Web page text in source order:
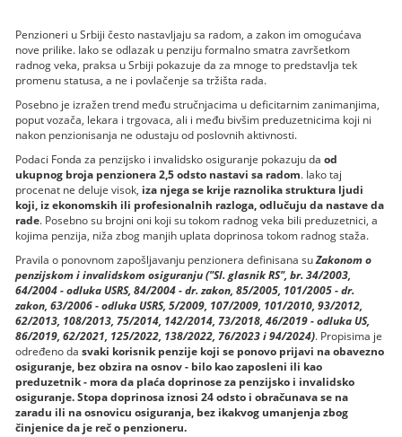
Penzioneri u Srbiji često nastavljaju sa radom, a zakon im omogućava
nove prilike. Iako se odlazak u penziju formalno smatra završetkom
radnog veka, praksa u Srbiji pokazuje da za mnoge to predstavlja tek
promenu statusa, a ne i povlačenje sa tržišta rada.
Posebno je izražen trend među stručnjacima u deficitarnim zanimanjima,
poput vozača, lekara i trgovaca, ali i među bivšim preduzetnicima koji ni
nakon penzionisanja ne odustaju od poslovnih aktivnosti.
Podaci Fonda za penzijsko i invalidsko osiguranje pokazuju daod
ukupnog broja penzionera 2,5 odsto nastavi sa radom. Iako taj
procenat ne deluje visok, iza njega se krije raznolika struktura ljudi
koji, iz ekonomskih ili profesionalnih razloga, odlučuju da nastave da
rade. Posebno su brojni oni koji su tokom radnog veka bili preduzetnici, a
kojima penzija, niža zbog manjih uplata doprinosa tokom radnog staža.
Pravila o ponovnom zapošljavanju penzionera definisana suZakonom o
penzijskom i invalidskom osiguranju ("Sl. glasnik RS", br. 34/2003,
64/2004 - odluka USRS, 84/2004 - dr. zakon, 85/2005, 101/2005 - dr.
zakon, 63/2006 - odluka USRS, 5/2009, 107/2009, 101/2010, 93/2012,
62/2013, 108/2013, 75/2014, 142/2014, 73/2018, 46/2019 - odluka US,
86/2019, 62/2021, 125/2022, 138/2022, 76/2023 i 94/2024). Propisima je
određeno dasvaki korisnik penzije koji se ponovo prijavi na obavezno
osiguranje, bez obzira na osnov - bilo kao zaposleni ili kao
preduzetnik - mora da plaća doprinose za penzijsko i invalidsko
osiguranje. Stopa doprinosa iznosi 24 odsto i obračunava se na
zaradu ili na osnovicu osiguranja, bez ikakvog umanjenja zbog
činjenice da je reč o penzioneru.